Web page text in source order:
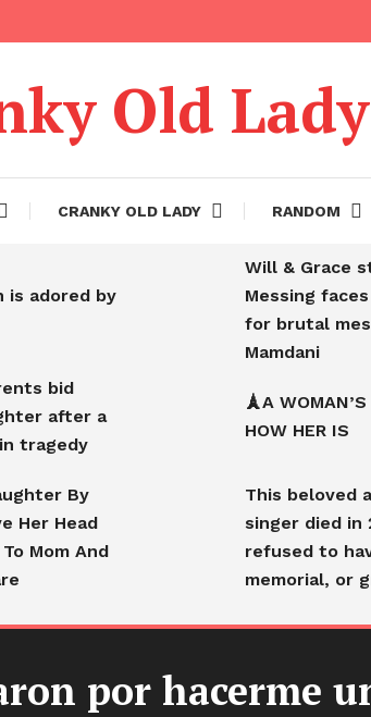
Old Lady
CRANKY OLD LADY RANDOM
is adored by
Will & Grace
Messing
for brutal
Mamdani
bid
after a
tragedy
🗼A
HOW HER IS
By
Her Head
Mom And
This beloved
singer died in
refused to
memorial, or
por hacerme